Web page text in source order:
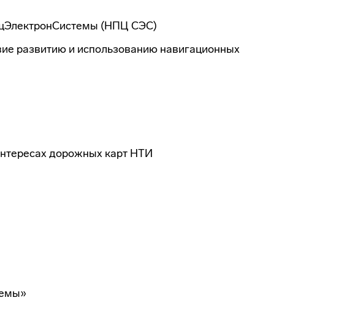
(НПЦ СЭС)
развитию и использованию навигационных
дорожных карт НТИ